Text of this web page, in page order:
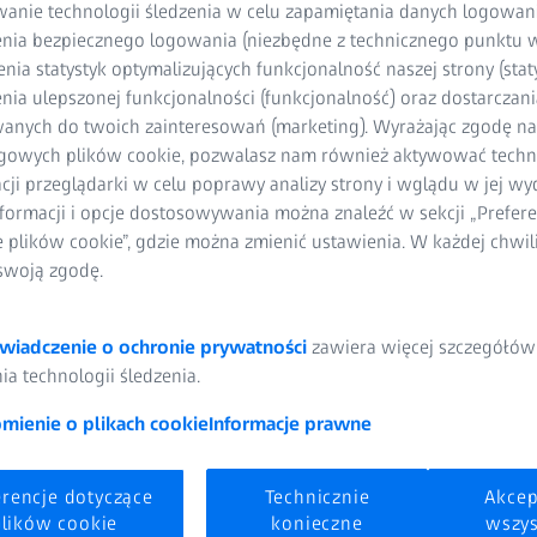
i zredukuj koszty
produkcyjne mogą osiągać bardzo wysoki stopień
nadal odbiegają od wartości nominalnych. Aby ograniczyć
i metrolodzy stosują tolerancje. Definiują one
część jest klasyfikowana jako „nie OK” (NOK), tj. nie nadaje się
technologii śledzenia w celu zapamiętania danych
bezpiecznego logowania (niezbędne z technicznego punktu
statystyk optymalizujących funkcjonalność naszej strony
ulepszonej funkcjonalności (funkcjonalność) oraz
do twoich zainteresowań (marketing). Wyrażając zgodę
plików cookie, pozwalasz nam również aktywować
przeglądarki w celu poprawy analizy strony i wglądu w jej
i opcje dostosowywania można znaleźć w sekcji
plików cookie”, gdzie można zmienić ustawienia. W każdej
zgodę.
o ochronie prywatności zawiera więcej
technologii śledzenia.
o plikach cookieInformacje prawne
dotyczące
cookie
Technicznie
konieczne